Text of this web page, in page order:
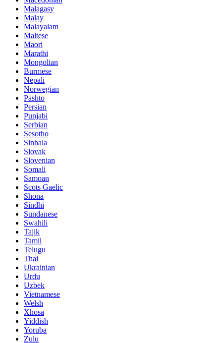
Malagasy
Malay
Malayalam
Maltese
Maori
Marathi
Mongolian
Burmese
Nepali
Norwegian
Pashto
Persian
Punjabi
Serbian
Sesotho
Sinhala
Slovak
Slovenian
Somali
Samoan
Scots Gaelic
Shona
Sindhi
Sundanese
Swahili
Tajik
Tamil
Telugu
Thai
Ukrainian
Urdu
Uzbek
Vietnamese
Welsh
Xhosa
Yiddish
Yoruba
Zulu